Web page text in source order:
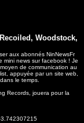
Woodstock,
aux abonnés NinNewsFr
news sur facebook ! Je
de communication au
appuyée par un site web,
le temps.
Records, jouera pour la